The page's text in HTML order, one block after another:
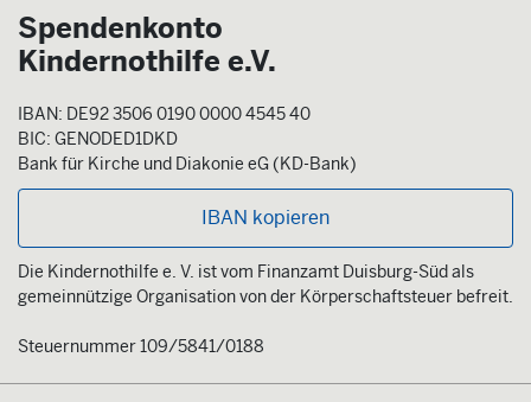
Spendenkonto
Kindernothilfe e.V.
IBAN: DE92 3506 0190 0000 4545 40
BIC: GENODED1DKD
Bank für Kirche und Diakonie eG (KD-Bank)
IBAN kopieren
Die Kindernothilfe e. V. ist vom Finanzamt Duisburg-Süd als
gemeinnützige Organisation von der Körperschaftsteuer befreit.
Steuernummer 109/5841/0188